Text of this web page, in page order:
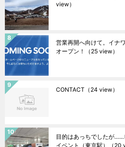
view）
営業再開へ向けて。イナ
オープン！
（25 view）
CONTACT （24 view）
目的はあっちでしたが
イベント（東京駅）
（20